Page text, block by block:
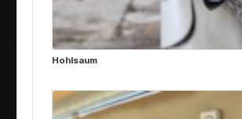
Hohlsaum